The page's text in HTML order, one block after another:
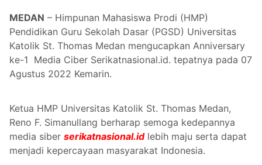
MEDAN – Himpunan Mahasiswa Prodi (HMP)
Pendidikan Guru Sekolah Dasar (PGSD) Universitas
Katolik St. Thomas Medan mengucapkan Anniversary
ke-1 Media Ciber Serikatnasional.id. tepatnya pada 07
Agustus 2022 Kemarin.
Ketua HMP Universitas Katolik St. Thomas Medan,
Reno F. Simanullang berharap semoga kedepannya
media siber serikatnasional.idlebih maju serta dapat
menjadi kepercayaan masyarakat Indonesia.